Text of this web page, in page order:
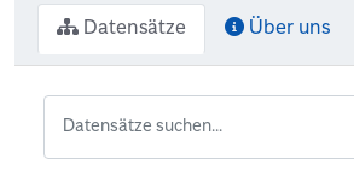
Datensätze Über uns